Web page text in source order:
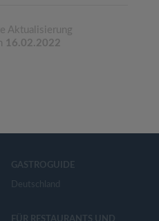
Aktualisierung
16.02.2022
GASTROGUIDE
Deutschland